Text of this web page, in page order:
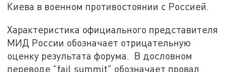
Киева в военном противостоянии с Россией.
Характеристика официального представителя
МИД России обозначает отрицательную
оценку результата форума. В дословном
переводе "fail summit" обозначает провал